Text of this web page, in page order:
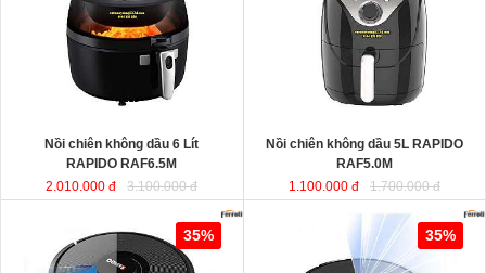
ABS an toàn và bền bỉ. Ngoài ra,
lòng nồi được sản xuất từ chất liệu
thép không gỉ phủ men chống dính,
giúp cho thực phẩm không bị dính,
vỡ nát trong quá trình chiên, rán…
Nồi chiên không dầu 6 Lít
RAPIDO RAF6.5M
2.010.000 đ
3.100.000 đ
Nồi chiên không dầu 5L RAPIDO
RAF5.0M
1.100.000 đ
1.700.000 đ
Robot hút bụi lau nhà thông minh
cao cấp RAPIDO RR8
35%
Robot hút bụi và lau nhà thông minh
35%